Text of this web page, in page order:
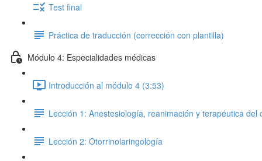
Test final
Práctica de traducción (corrección con plantilla)
Módulo 4: Especialidades médicas
Introducción al módulo 4 (3:53)
Lección 1: Anestesiología, reanimación y terapéutica del
Lección 2: Otorrinolaringología